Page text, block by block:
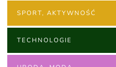
SPORT, AKTYWNOŚĆ
TECHNOLOGIE